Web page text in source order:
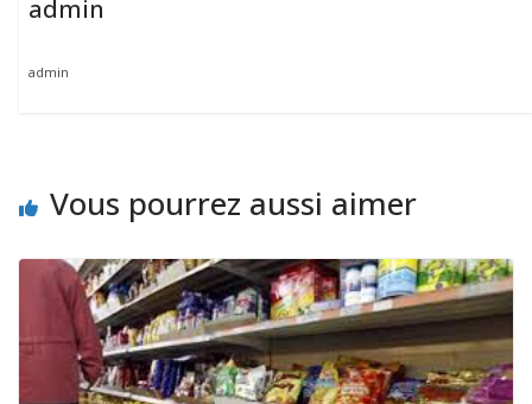
admin
admin
Vous pourrez aussi aimer